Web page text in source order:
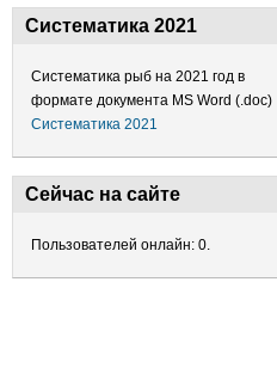
Систематика 2021
Систематика рыб на 2021 год в
формате документа MS Word (.doc)
Систематика 2021
Сейчас на сайте
Пользователей онлайн: 0.